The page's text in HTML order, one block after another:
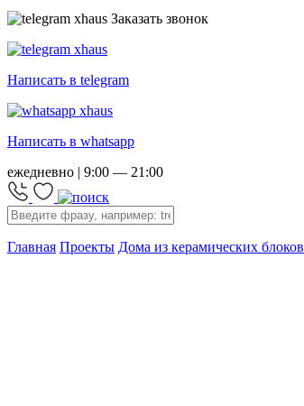
Заказать звонок
Написать в telegram
Написать в whatsapp
ежедневно | 9:00 — 21:00
Главная Проекты Дома из керамических блоков